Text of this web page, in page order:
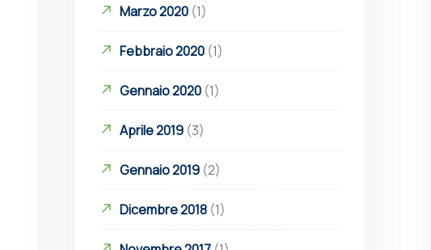
Marzo 2020(1)
Febbraio 2020(1)
Gennaio 2020(1)
Aprile 2019(3)
Gennaio 2019(2)
Dicembre 2018(1)